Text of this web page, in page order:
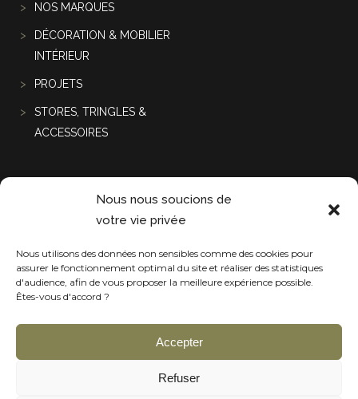
Nous nous soucions de
votre vie privée
Nous utilisons des données non sensibles comme des cookies pour
assurer le fonctionnement optimal du site et réaliser des statistiques
d'audience, afin de vous proposer la meilleure expérience possible.
Êtes-vous d'accord ?
Accepter
Refuser
NOS MARQUES
DÉCORATION & MOBILIER
INTÉRIEUR
PROJETS
STORES, TRINGLES &
ACCESSOIRES
Projets récentes